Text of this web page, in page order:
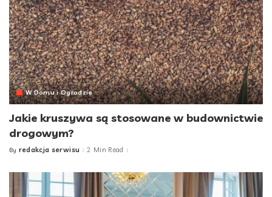
W Domu i Ogrodzie
Jakie kruszywa są stosowane w budownictwie
drogowym?
Posted
By redakcja serwisu 2 Min Read